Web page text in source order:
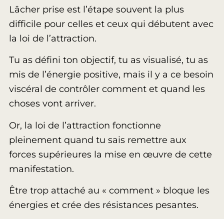
Lâcher prise est l’étape souvent la plus
difficile pour celles et ceux qui débutent avec
la loi de l’attraction.
Tu as défini ton objectif, tu as visualisé, tu as
mis de l’énergie positive, mais il y a ce besoin
viscéral de contrôler comment et quand les
choses vont arriver.
Or, la loi de l’attraction fonctionne
pleinement quand tu sais remettre aux
forces supérieures la mise en œuvre de cette
manifestation.
Être trop attaché au « comment » bloque les
énergies et crée des résistances pesantes.